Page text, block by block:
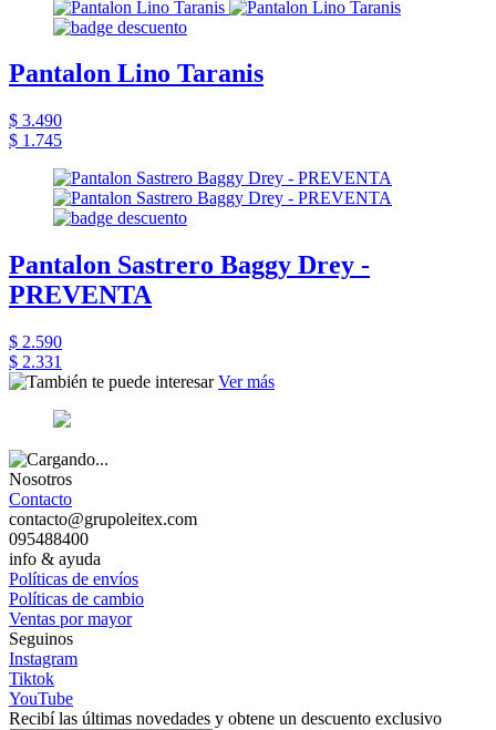
Pantalon Lino Taranis
$ 3.490
$ 1.745
Pantalon Sastrero Baggy Drey -
PREVENTA
$ 2.590
$ 2.331
Ver más
Nosotros
Contacto
contacto@grupoleitex.com
095488400
info & ayuda
Políticas de envíos
Políticas de cambio
Ventas por mayor
Seguinos
Instagram
Tiktok
YouTube
Recibí las últimas novedades y obtene un descuento exclusivo